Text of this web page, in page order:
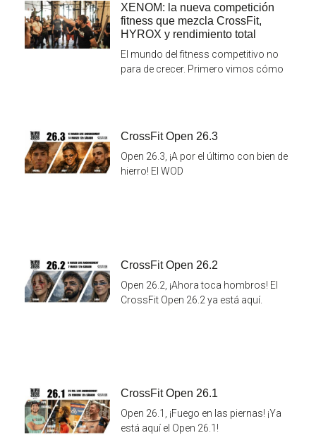
XENOM: la nueva competición
fitness que mezcla CrossFit,
HYROX y rendimiento total
El mundo del fitness competitivo no
para de crecer. Primero vimos cómo
CrossFit Open 26.3
Open 26.3, ¡A por el último con bien de
hierro! El WOD
CrossFit Open 26.2
Open 26.2, ¡Ahora toca hombros! El
CrossFit Open 26.2 ya está aquí.
CrossFit Open 26.1
Open 26.1, ¡Fuego en las piernas! ¡Ya
está aquí el Open 26.1!